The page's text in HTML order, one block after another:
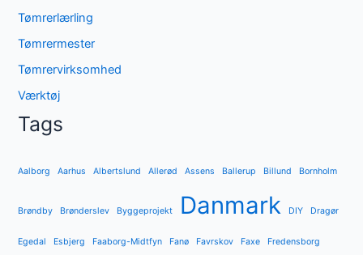
Tømrerlærling
Tømrermester
Tømrervirksomhed
Værktøj
Tags
Aalborg Aarhus Albertslund Allerød Assens Ballerup Billund Bornholm
Brøndby Brønderslev Byggeprojekt Danmark DIY Dragør
Egedal Esbjerg Faaborg-Midtfyn Fanø Favrskov Faxe Fredensborg